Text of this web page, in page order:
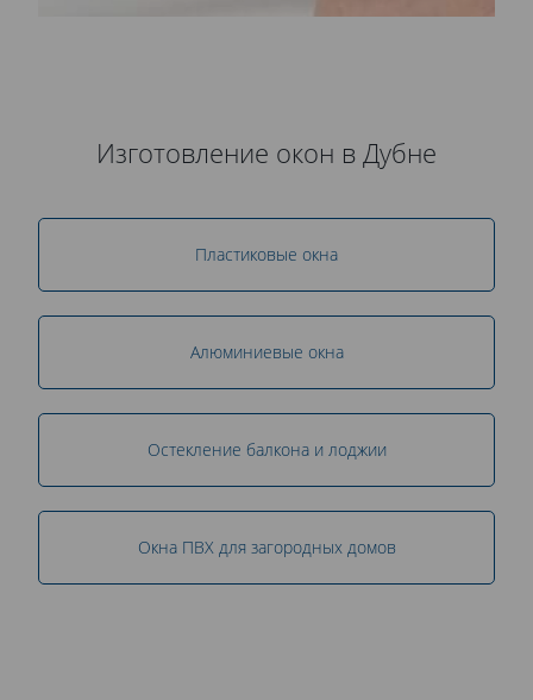
Изготовление окон в Дубне
Пластиковые окна
Алюминиевые окна
Остекление балкона и лоджии
Окна ПВХ для загородных домов